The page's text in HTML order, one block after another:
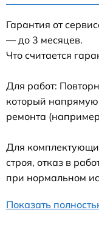
Гарантия от
— до 3 месяцев.
Что считается
Для работ:
который напрямую
ремонта
Для
строя, отказ в
при нормальном
Показать